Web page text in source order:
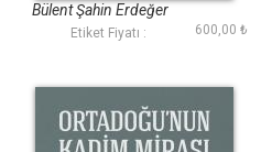
Bülent Şahin Erdeğer
Etiket Fiyatı : 600,00 ₺